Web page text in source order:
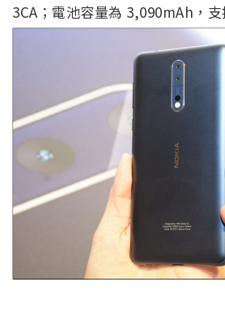
3CA；電池容量為 3,090mAh，支